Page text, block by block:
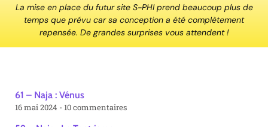
La mise en place du futur site S-PHI prend beaucoup plus de
temps que prévu car sa conception a été complètement
repensée. De grandes surprises vous attendent !
61 – Naja : Vénus
16 mai 2024 10 commentaires